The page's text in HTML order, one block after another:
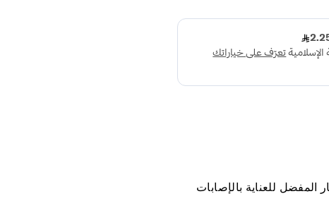
المفضل للعناية بالإصابات